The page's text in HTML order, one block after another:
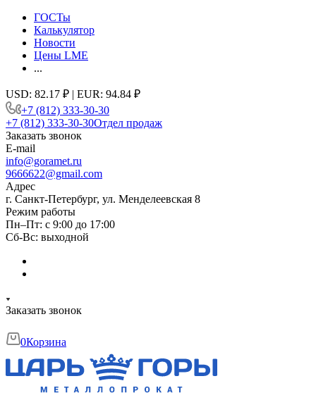
ГОСТы
Калькулятор
Новости
Цены LME
...
USD: 82.17 ₽ | EUR: 94.84 ₽
+7 (812) 333-30-30
+7 (812) 333-30-30Отдел продаж
Заказать звонок
E-mail
info@goramet.ru
9666622@gmail.com
Адрес
г. Санкт-Петербург, ул. Менделеевская 8
Режим работы
Пн–Пт: с 9:00 до 17:00
Сб-Вс: выходной
Заказать звонок
0Корзина